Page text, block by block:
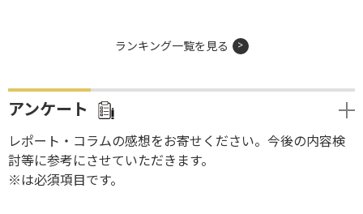
ランキング一覧を見る
アンケート
レポート・コラムの感想をお寄せください。今後の内容検
討等に参考にさせていただきます。
※は必須項目です。